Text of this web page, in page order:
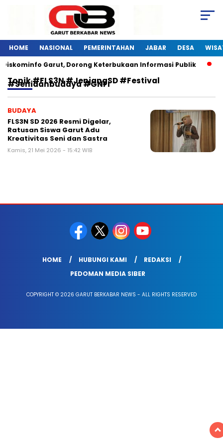
HOME NASIONAL PEMERINTAHAN JABAR DESA
Garut, Dorong Keterbukaan Informasi Publik
Topik#FLS3N #JenjangSD #Festival
#Senidanbudaya #GNFI
BUDAYA
FLS3N SD 2026 Resmi Digelar,
Ratusan Siswa Garut Adu
Kreativitas Seni dan Sastra
Kamis, 21 Mei 2026 - 15:42 WIB
HOME HUBUNGI KAMI
REDAKSI
PEDOMAN MEDIA SIBER
COPYRIGHT © 2026 GARUT BERKABAR NEWS - ALL RIGHTS RESERVED